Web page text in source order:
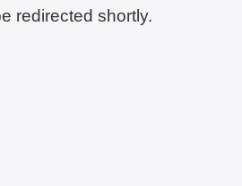
redirected shortly.